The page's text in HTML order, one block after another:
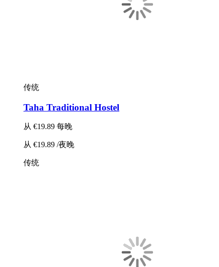
传统
Taha Traditional Hostel
从 €19.89 每晚
从 €19.89 /夜晚
传统